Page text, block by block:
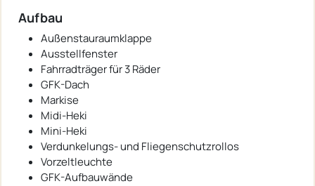
Aufbau
Außenstauraumklappe
Ausstellfenster
Fahrradträger für 3 Räder
GFK-Dach
Markise
Midi-Heki
Mini-Heki
Verdunkelungs- und Fliegenschutzrollos
Vorzeltleuchte
GFK-Aufbauwände